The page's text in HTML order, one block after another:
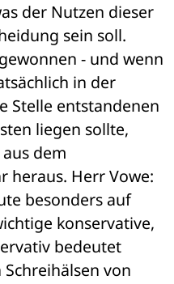
der Nutzen dieser
sein soll.
- und wenn
in der
Stelle entstandenen
liegen sollte,
dem
heraus. Herr Vowe:
besonders auf
konservative,
bedeutet
von